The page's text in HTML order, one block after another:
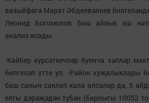
вазыйфага Марат Әбделвәлиев
Леонид Богомолов биш айлык эш
анализ ясады.
-Кайбер күрсәткечләр буенча хәлләр
билгеләп үтте ул. -Район хуҗалыклары
баш санын саклап кала алсалар да, 5
елгы дәрәҗәдән түбән (барлыгы 10052